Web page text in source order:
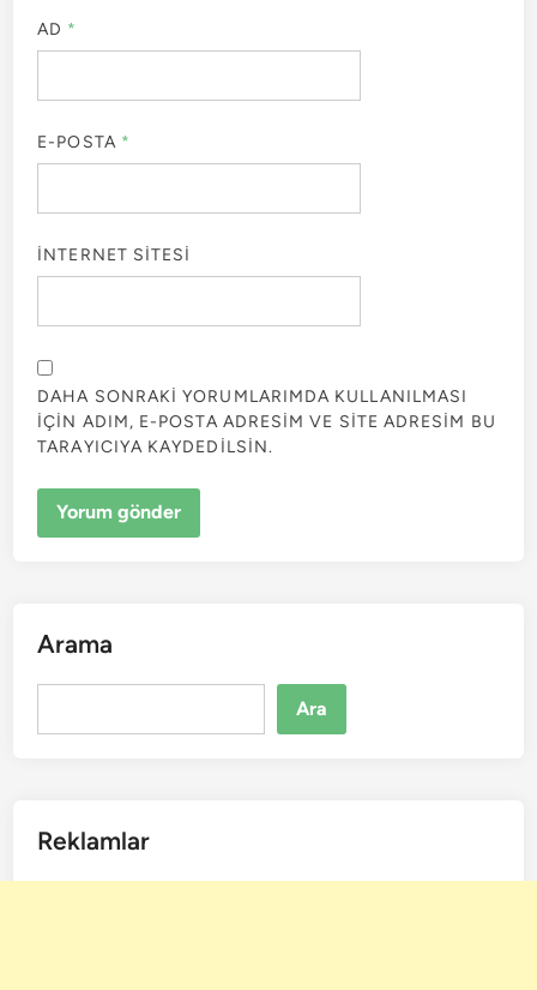
AD *
E-POSTA *
İNTERNET SITESI
DAHA SONRAKI YORUMLARIMDA KULLANILMASI
IÇIN ADIM, E-POSTA ADRESIM VE SITE ADRESIM BU
TARAYICIYA KAYDEDILSIN.
Arama
Ara
Reklamlar